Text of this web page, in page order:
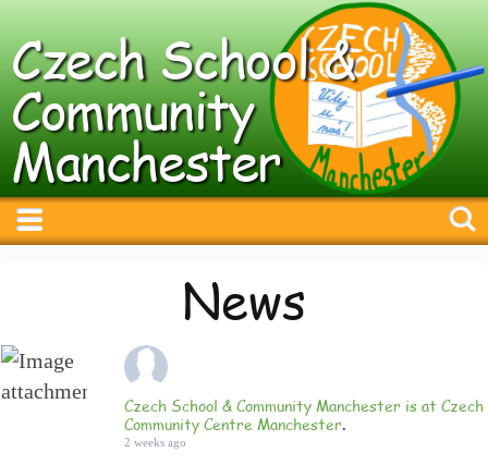
Czech School &
Community
Manchester
News
Czech School & Community Manchester is at Czech
Community Centre Manchester.
2 weeks ago